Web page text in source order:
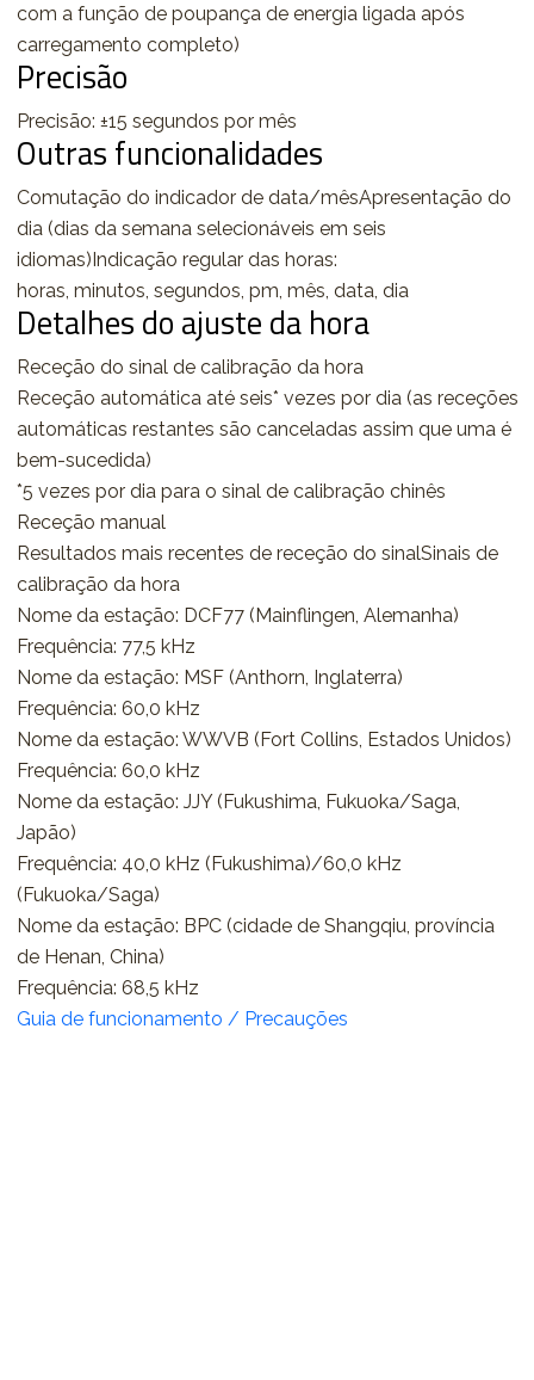
com a função de poupança de energia ligada após
carregamento completo)
Precisão
Precisão: ±15 segundos por mês
Outras funcionalidades
Comutação do indicador de data/mêsApresentação do
dia (dias da semana selecionáveis em seis
idiomas)Indicação regular das horas:
horas, minutos, segundos, pm, mês, data, dia
Detalhes do ajuste da hora
Receção do sinal de calibração da hora
Receção automática até seis* vezes por dia (as receções
automáticas restantes são canceladas assim que uma é
bem-sucedida)
*5 vezes por dia para o sinal de calibração chinês
Receção manual
Resultados mais recentes de receção do sinalSinais de
calibração da hora
Nome da estação: DCF77 (Mainflingen, Alemanha)
Frequência: 77,5 kHz
Nome da estação: MSF (Anthorn, Inglaterra)
Frequência: 60,0 kHz
Nome da estação: WWVB (Fort Collins, Estados Unidos)
Frequência: 60,0 kHz
Nome da estação: JJY (Fukushima, Fukuoka/Saga,
Japão)
Frequência: 40,0 kHz (Fukushima)/60,0 kHz
(Fukuoka/Saga)
Nome da estação: BPC (cidade de Shangqiu, província
de Henan, China)
Frequência: 68,5 kHz
Guia de funcionamento / Precauções